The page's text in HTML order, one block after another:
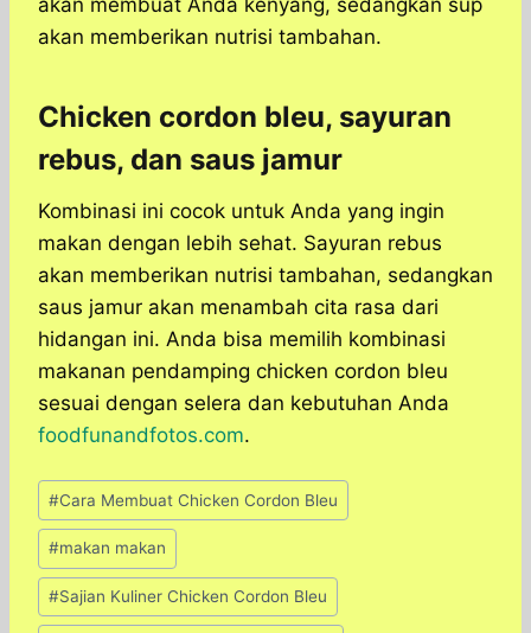
akan membuat Anda kenyang, sedangkan sup
akan memberikan nutrisi tambahan.
Chicken cordon bleu, sayuran
rebus, dan saus jamur
Kombinasi ini cocok untuk Anda yang ingin
makan dengan lebih sehat. Sayuran rebus
akan memberikan nutrisi tambahan, sedangkan
saus jamur akan menambah cita rasa dari
hidangan ini. Anda bisa memilih kombinasi
makanan pendamping chicken cordon bleu
sesuai dengan selera dan kebutuhan Anda
foodfunandfotos.com.
Post
Tags:
#Cara Membuat Chicken Cordon Bleu
#makan makan
#Sajian Kuliner Chicken Cordon Bleu